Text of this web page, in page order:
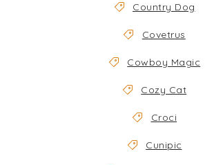
Country Dog
Covetrus
Cowboy Magic
Cozy Cat
Croci
Cunipic